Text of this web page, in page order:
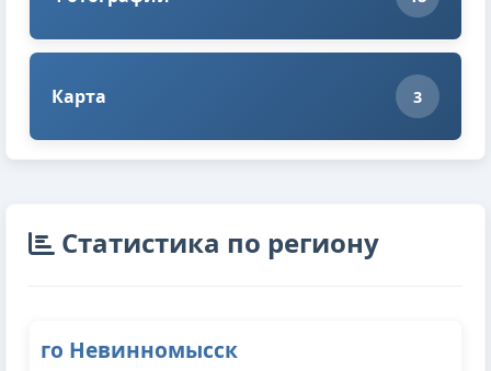
Карта 3
Cтатистика по региону
го Невинномысск